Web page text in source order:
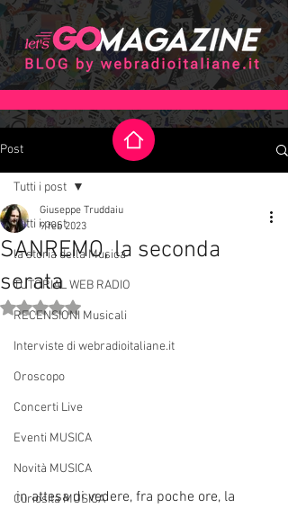
Post
Tutti i post
la storia della Musica
TUTORIAL WEB RADIO
RECENSIONI Musicali
Interviste di webradioitaliane.it
Oroscopo
Concerti Live
Eventi MUSICA
Novità MUSICA
Curiosità MUSICA
Tutti i post
SANREMO, la seconda
serata
Giuseppe Truddaiu
9 feb 2023
Valutazione NaN stelle su 5.
in attesa di vedere, fra poche ore, la